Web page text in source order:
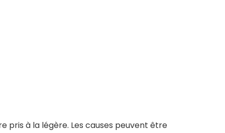
pris à la légère. Les causes peuvent être